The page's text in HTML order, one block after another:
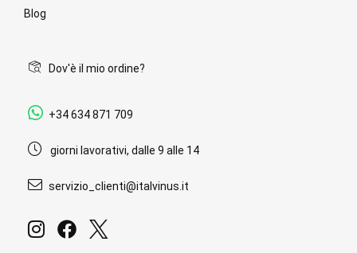
Blog
Dov'è il mio ordine?
+34 634 871 709
giorni lavorativi, dalle 9 alle 14
servizio_clienti@italvinus.it